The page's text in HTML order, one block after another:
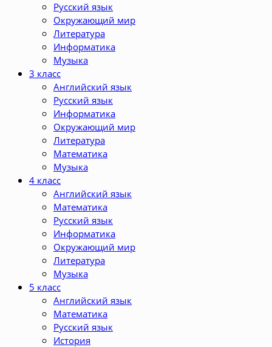
Русский язык
Окружающий мир
Литература
Информатика
Музыка
3 класс
Английский язык
Русский язык
Информатика
Окружающий мир
Литература
Математика
Музыка
4 класс
Английский язык
Математика
Русский язык
Информатика
Окружающий мир
Литература
Музыка
5 класс
Английский язык
Математика
Русский язык
История